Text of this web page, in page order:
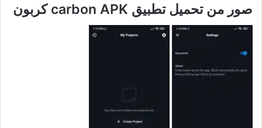
صور من تحميل تطبيق carbon APK كربون